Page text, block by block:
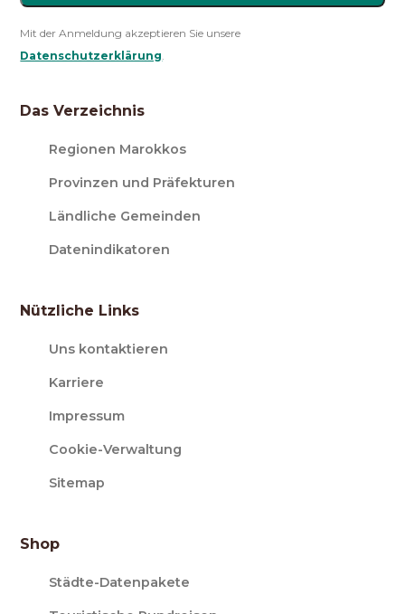
Mit der Anmeldung akzeptieren Sie unsere
Datenschutzerklärung.
Das Verzeichnis
Regionen Marokkos
Provinzen und Präfekturen
Ländliche Gemeinden
Datenindikatoren
Nützliche Links
Uns kontaktieren
Karriere
Impressum
Cookie-Verwaltung
Sitemap
Shop
Städte-Datenpakete